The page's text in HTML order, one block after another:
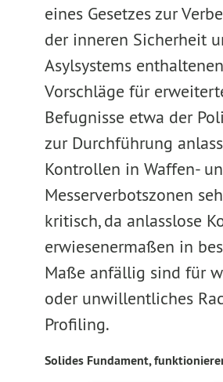
eines Gesetzes zur
der inneren Sicherheit
Asylsystems enthaltenen
Vorschläge für
Befugnisse etwa der
zur Durchführung
Kontrollen in Waffen-
Messerverbotszonen
kritisch, da anlasslose
erwiesenermaßen in
Maße anfällig sind für
oder unwillentliches
Profiling.
Solides Fundament,